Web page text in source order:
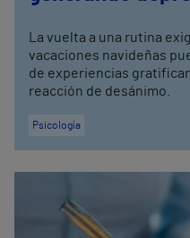
La vuelta a una rutina
vacaciones navideñas
de experiencias
reacción de desánimo.
Psicología